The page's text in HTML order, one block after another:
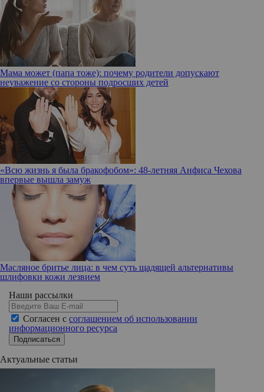
Мама может (папа тоже): почему родители допускают
неуважение со стороны подросших детей
«Всю жизнь я была бракофобом»: 48-летняя Анфиса Чехова
впервые вышла замуж
Масляное бритье лица: в чем суть щадящей альтернативы
шлифовки кожи лезвием
Наши рассылки
Согласен с соглашением об использовании
информационного ресурса
Подписаться
Актуальные статьи